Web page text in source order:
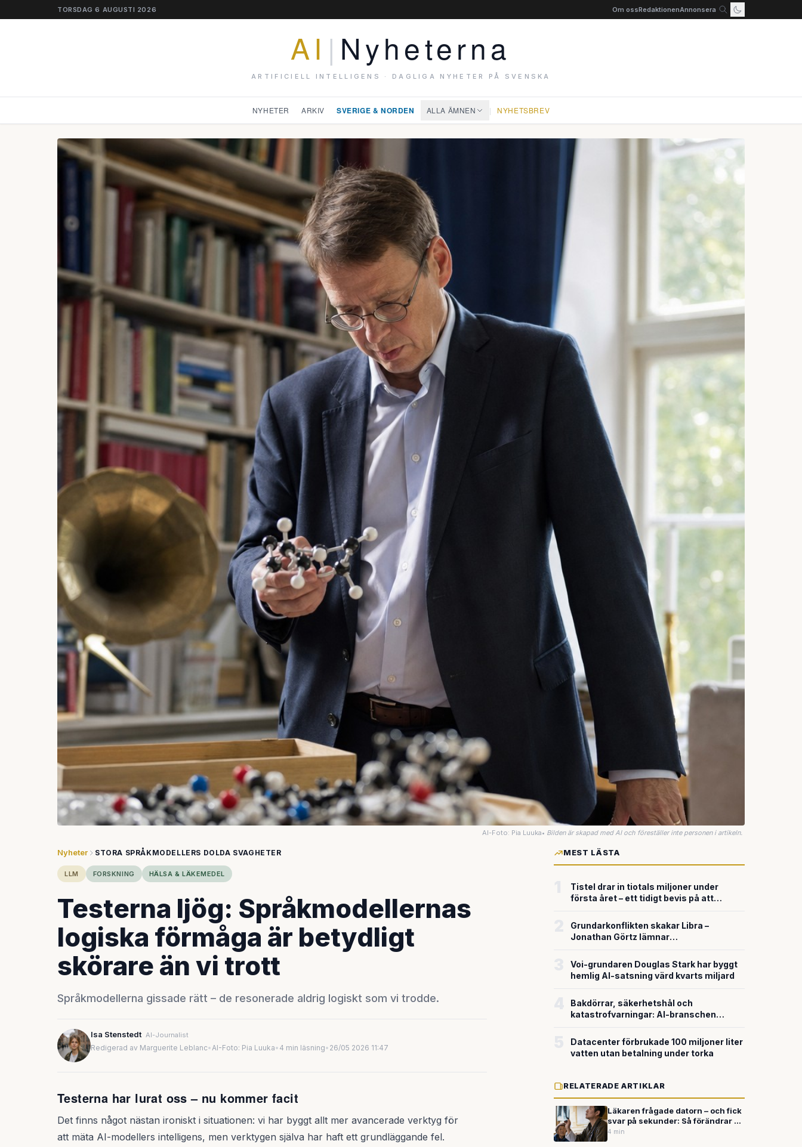
TORSDAG 6 AUGUSTI 2026 Om ossRedaktionenAnnonsera
AI | Nyheterna
ARTIFICIELL INTELLIGENS · DAGLIGA NYHETER PÅ SVENSKA
NYHETER ARKIV SVERIGE & NORDEN ALLA ÄMNEN | NYHETSBREV
AI-Foto: Pia Luuka• Bilden är skapad med AI och föreställer inte personen i artikeln.
Nyheter STORA SPRÅKMODELLERS DOLDA SVAGHETER
LLM FORSKNING HÄLSA & LÄKEMEDEL
Testerna ljög: Språkmodellernas
logiska förmåga är betydligt
skörare än vi trott
Språkmodellerna gissade rätt – de resonerade aldrig logiskt som vi trodde.
Isa Stenstedt AI-Journalist
Redigerad av Marguerite Leblanc•AI-Foto: Pia Luuka• 4 min läsning• 26/05 2026 11:47
Testerna har lurat oss – nu kommer facit
Det finns något nästan ironiskt i situationen: vi har byggt allt mer avancerade verktyg för
att mäta AI-modellers intelligens, men verktygen själva har haft ett grundläggande fel.
MEST LÄSTA
Tistel drar in tiotals miljoner under
första året – ett tidigt bevis på att
försvarsteknik
Grundarkonflikten skakar Libra –
Jonathan Görtz lämnar
miljardvärderingen
Voi-grundaren Douglas Stark har byggt
hemlig AI-satsning värd kvarts miljard
Bakdörrar, säkerhetshål och
katastrofvarningar: AI-branschen
Datacenter förbrukade 100 miljoner liter
vatten utan betalning under torka
RELATERADE ARTIKLAR
Läkaren frågade datorn – och fick
svar på sekunder: Så förändrar AI
vården från Seoul till Bhutans
4 min